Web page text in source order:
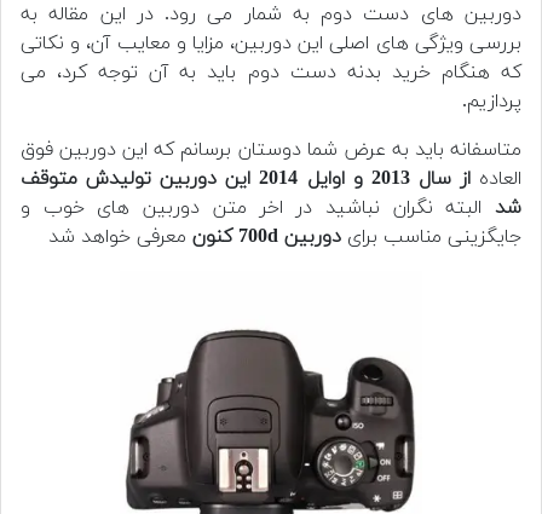
دوربین های دست دوم به شمار می رود. در این مقاله به
بررسی ویژگی های اصلی این دوربین، مزایا و معایب آن، و نکاتی
که هنگام خرید بدنه دست دوم باید به آن توجه کرد، می
پردازیم.
متاسفانه باید به عرض شما دوستان برسانم که این دوربین فوق
العاده
از سال 2013 و اوایل 2014 این دوربین تولیدش متوقف
شد البته نگران نباشید در اخر متن دوربین های خوب و
جایگزینی مناسب برای دوربین 700d کنون معرفی خواهد شد